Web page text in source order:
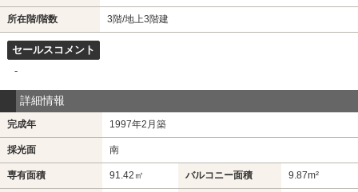
所在階/階数 3階/地上3階建
セールスコメント
-
詳細情報
完成年 1997年2月築
採光面 南
専有面積 91.42㎡ バルコニー面積 9.87m²